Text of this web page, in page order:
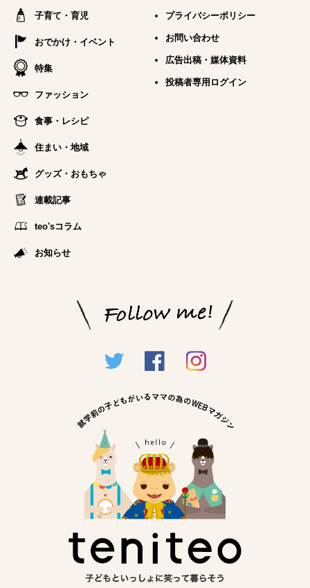
子育て・育児
おでかけ・イベント
特集
ファッション
食事・レシピ
住まい・地域
グッズ・おもちゃ
連載記事
teo'sコラム
お知らせ
プライバシーポリシー
お問い合わせ
広告出稿・媒体資料
投稿者専用ログイン